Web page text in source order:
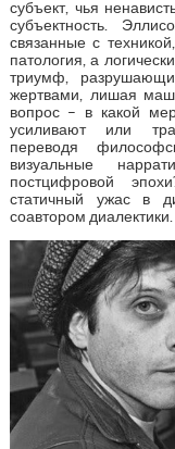
субъект, чья
субъектность.
связанные с
патология, а
триумф,
жертвами, лишая
вопрос – в какой
усиливают или
переводя
визуальные
постцифровой
статичный ужас в
соавтором диалектики.